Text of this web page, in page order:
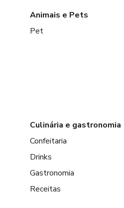
Animais e Pets
Pet
Culinária e gastronomia
Confeitaria
Drinks
Gastronomia
Receitas